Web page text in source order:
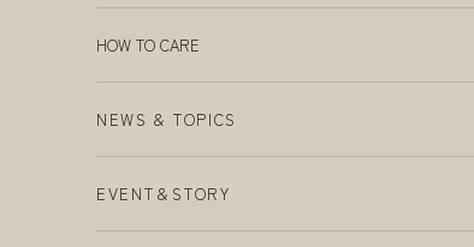
HOW TO CARE
NEWS & TOPICS
EVENT＆STORY